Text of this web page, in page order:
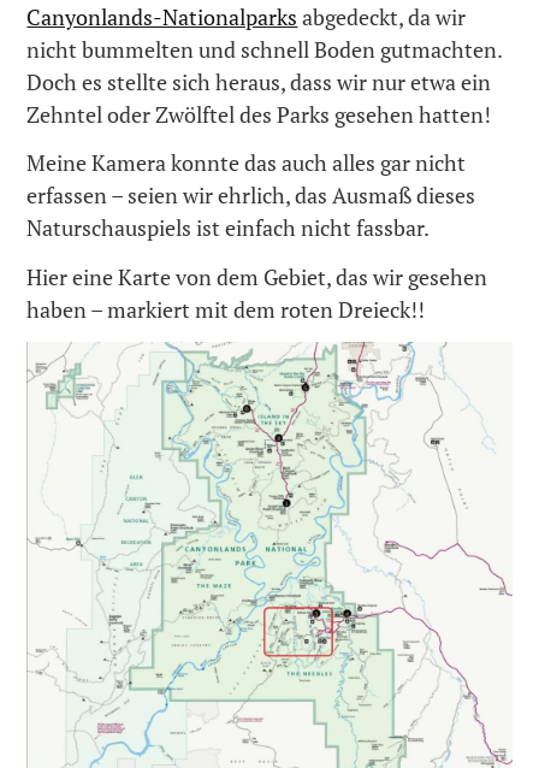
Canyonlands-Nationalparks abgedeckt, da wir
nicht bummelten und schnell Boden gutmachten.
Doch es stellte sich heraus, dass wir nur etwa ein
Zehntel oder Zwölftel des Parks gesehen hatten!
Meine Kamera konnte das auch alles gar nicht
erfassen – seien wir ehrlich, das Ausmaß dieses
Naturschauspiels ist einfach nicht fassbar.
Hier eine Karte von dem Gebiet, das wir gesehen
haben – markiert mit dem roten Dreieck!!